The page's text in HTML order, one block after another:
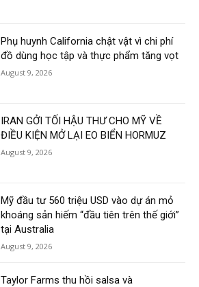
Phụ huynh California chật vật vì chi phí
đồ dùng học tập và thực phẩm tăng vọt
August 9, 2026
IRAN GỞI TỐI HẬU THƯ CHO MỸ VỀ
ĐIỀU KIỆN MỞ LẠI EO BIỂN HORMUZ
August 9, 2026
Mỹ đầu tư 560 triệu USD vào dự án mỏ
khoáng sản hiếm “đầu tiên trên thế giới”
tại Australia
August 9, 2026
Taylor Farms thu hồi salsa và